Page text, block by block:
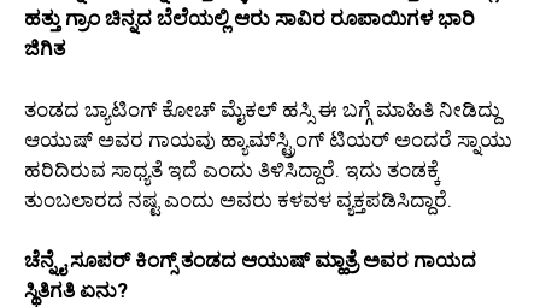
ಹತ್ತು ಗ್ರಾಂ ಚಿನ್ನದ ಬೆಲೆಯಲ್ಲಿ ಆರು ಸಾವಿರ ರೂಪಾಯಿಗಳ ಭಾರಿ
ಜಿಗಿತ
ತಂಡದ ಬ್ಯಾಟಿಂಗ್ ಕೋಚ್ ಮೈಕಲ್ ಹಸ್ಸಿ ಈ ಬಗ್ಗೆ ಮಾಹಿತಿ ನೀಡಿದ್ದು
ಆಯುಷ್ ಅವರ ಗಾಯವು ಹ್ಯಾಮ್‌ಸ್ಟ್ರಿಂಗ್ ಟಿಯರ್ ಅಂದರೆ ಸ್ನಾಯು
ಹರಿದಿರುವ ಸಾಧ್ಯತೆ ಇದೆ ಎಂದು ತಿಳಿಸಿದ್ದಾರೆ. ಇದು ತಂಡಕ್ಕೆ
ತುಂಬಲಾರದ ನಷ್ಟ ಎಂದು ಅವರು ಕಳವಳ ವ್ಯಕ್ತಪಡಿಸಿದ್ದಾರೆ.
ಚೆನ್ನೈ ಸೂಪರ್ ಕಿಂಗ್ಸ್ ತಂಡದ ಆಯುಷ್ ಮ್ಹಾತ್ರೆ ಅವರ ಗಾಯದ
ಸ್ಥಿತಿಗತಿ ಏನು?